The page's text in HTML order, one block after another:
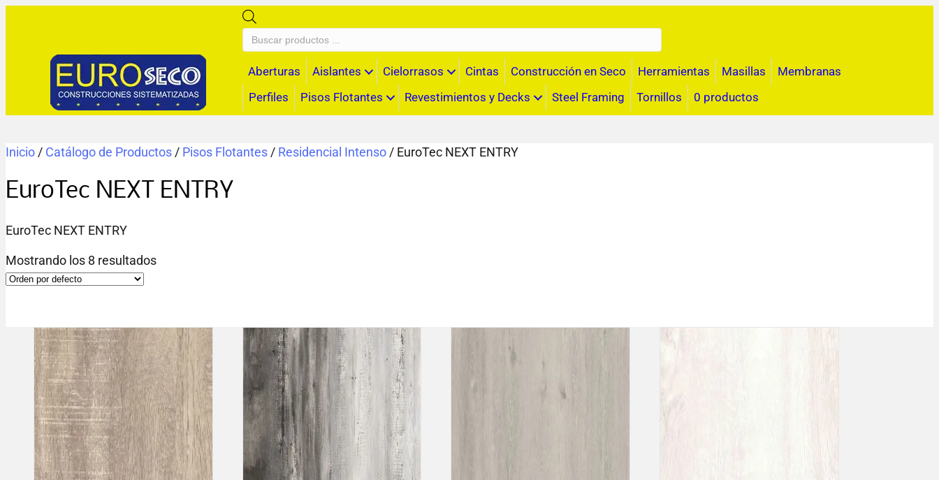
de
productos
Aberturas Aislantes Cielorrasos Cintas Construcción en Seco Herramientas Masillas
Membranas
Perfiles
Pisos Flotantes Revestimientos y Decks Steel Framing Tornillos 0 productos
Inicio/ Catálogo de Productos/ Pisos Flotantes/ Residencial Intenso/ EuroTec NEXT ENTRY
EuroTec NEXT ENTRY
EuroTec NEXT ENTRY
Mostrando los 8 resultados